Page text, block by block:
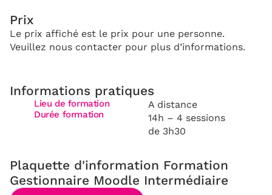
Prix
Le prix affiché est le prix pour une personne.
Veuillez nous contacter pour plus d’informations.
Informations pratiques
Lieu de formation
Durée formation
A distance
14h – 4 sessions
de 3h30
Plaquette d'information Formation
Gestionnaire Moodle Intermédiaire